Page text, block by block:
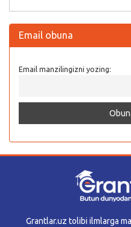
Email obuna
Email manzilingizni yozing:
Grantlar.uz tolibi ilmlarga